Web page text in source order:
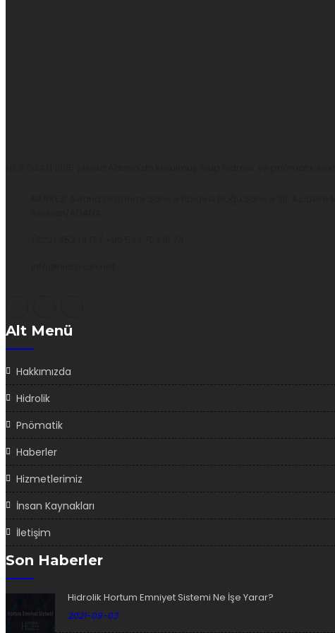
Alt Menü
Hakkımızda
Hidrolik
Pnömatik
Haberler
Hizmetlerimiz
İnsan Kaynakları
İletişim
Son Haberler
Hidrolik Hortum Emniyet Sistemi Ne İşe Yarar?
2021-09-03